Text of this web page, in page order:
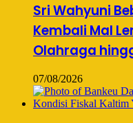
Sri Wahyuni
Kembali Mal
Olahraga
07/08/2026